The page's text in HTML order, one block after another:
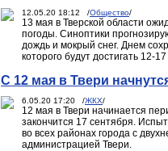
12.05.20 18:12 /Общество/
13 мая в Тверской области
погоды. Синоптики
дождь и мокрый снег. Днем
которого будут достигать 12-
С 12 мая в Твери
6.05.20 17:20 /ЖКХ/
12 мая в Твери начинается
закончится 17 сентября.
во всех районах города с
администрацией Твери.